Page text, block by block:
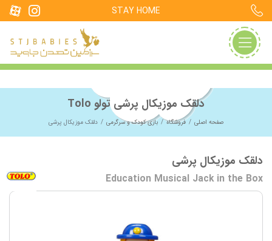
STAY HOME
دلقک موزیکال پرشی تولو Tolo
صفحه اصلی فروشگاه بازی کودک و سرگرمی دلقک موزیکال پرشی
دلقک موزیکال پرشی
Education Musical Jack in the Box